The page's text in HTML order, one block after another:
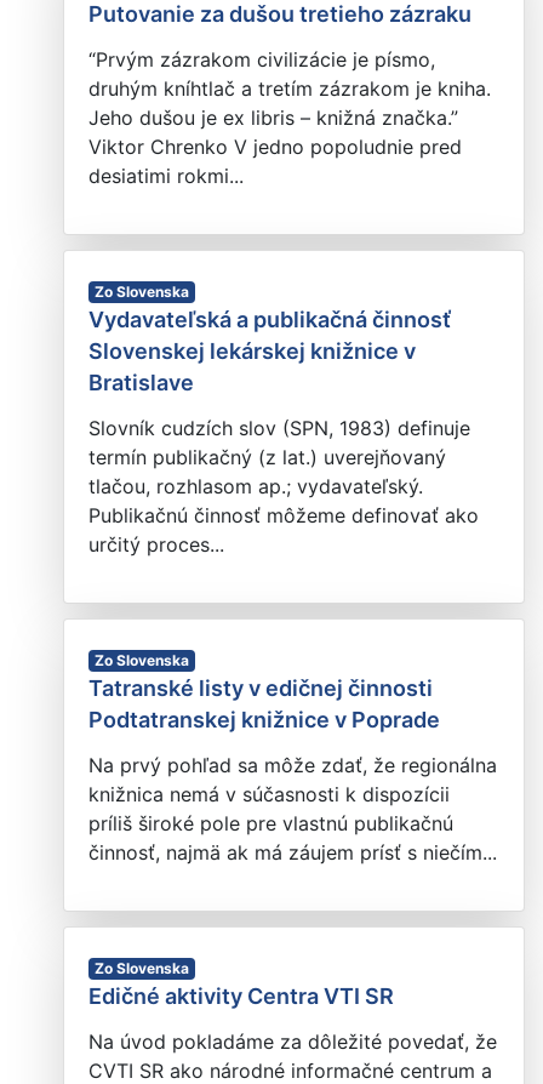
Putovanie za dušou tretieho zázraku
“Prvým zázrakom civilizácie je písmo,
druhým kníhtlač a tretím zázrakom je kniha.
Jeho dušou je ex libris – knižná značka.”
Viktor Chrenko V jedno popoludnie pred
desiatimi rokmi...
Zo Slovenska
Vydavateľská a publikačná činnosť
Slovenskej lekárskej knižnice v
Bratislave
Slovník cudzích slov (SPN, 1983) definuje
termín publikačný (z lat.) uverejňovaný
tlačou, rozhlasom ap.; vydavateľský.
Publikačnú činnosť môžeme definovať ako
určitý proces...
Zo Slovenska
Tatranské listy v edičnej činnosti
Podtatranskej knižnice v Poprade
Na prvý pohľad sa môže zdať, že regionálna
knižnica nemá v súčasnosti k dispozícii
príliš široké pole pre vlastnú publikačnú
činnosť, najmä ak má záujem prísť s niečím...
Zo Slovenska
Edičné aktivity Centra VTI SR
Na úvod pokladáme za dôležité povedať, že
CVTI SR ako národné informačné centrum a